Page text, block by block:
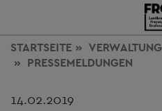
STARTSEITE VERWALTUNG
PRESSEMELDUNGEN
14.02.2019